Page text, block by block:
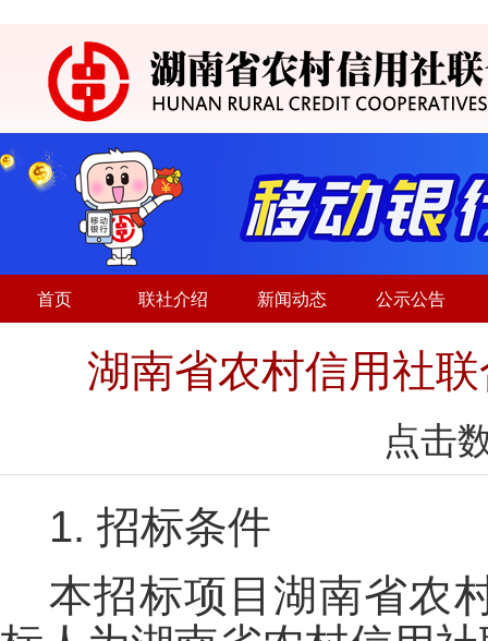
首页 联社介绍 新闻动态 公示公告
湖南省农村信用社
点击
1. 招标条件
本招标项目湖南省农